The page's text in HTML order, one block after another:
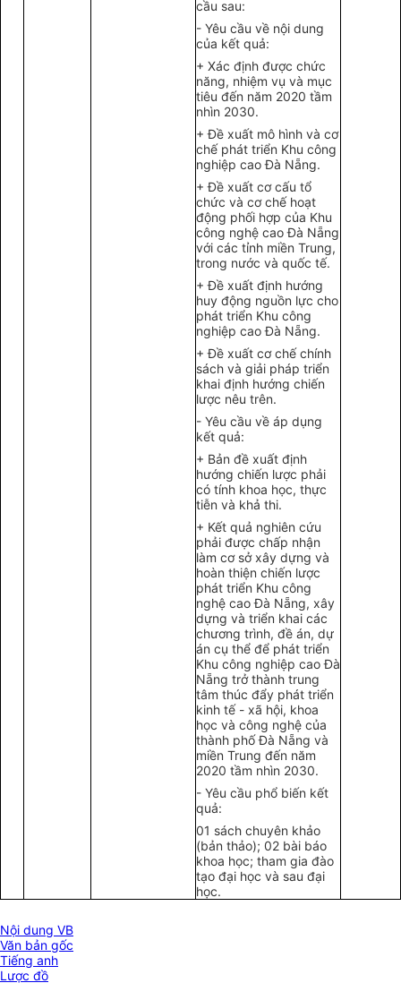
cầu sau:
- Yêu cầu về nội dung
của kết quả:
+ Xác định được chức
năng, nhiệm vụ và mục
tiêu đến năm 2020 tầm
nhìn 2030.
+ Đề xuất mô hình và cơ
chế phát triển Khu công
nghiệp cao Đà Nẵng.
+ Đề xuất cơ cấu tổ
chức và cơ chế hoạt
động phối hợp của Khu
công nghệ cao Đà Nẵng
với các tỉnh miền Trung,
trong nước và quốc tế.
+ Đề xuất định hướng
huy động nguồn lực cho
phát triển Khu công
nghiệp cao Đà Nẵng.
+ Đề xuất cơ chế chính
sách và giải pháp triển
khai định hướng chiến
lược nêu trên.
- Yêu cầu về áp dụng
kết quả:
+ Bản đề xuất định
hướng chiến lược phải
có tính khoa học, thực
tiễn và khả thi.
+ Kết quả nghiên cứu
phải được chấp nhận
làm cơ sở xây dựng và
hoàn thiện chiến lược
phát triển Khu công
nghệ cao Đà Nẵng, xây
dựng và triển khai các
chương trình, đề án, dự
án cụ thể để phát triển
Khu công nghiệp cao Đà
Nẵng trở thành trung
tâm thúc đẩy phát triển
kinh tế - xã hội, khoa
học và công nghệ của
thành phố Đà Nẵng và
miền Trung đến năm
2020 tầm nhìn 2030.
- Yêu cầu phổ biến kết
quả:
01 sách chuyên khảo
(bản thảo); 02 bài báo
khoa học; tham gia đào
tạo đại học và sau đại
học.
Nội dung VB
Văn bản gốc
Tiếng anh
Lược đồ